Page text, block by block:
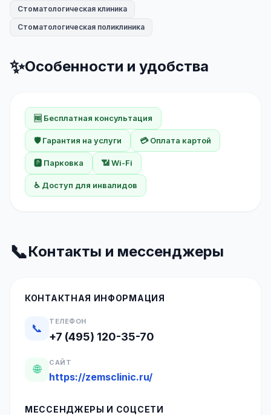
Стоматологическая клиника
Стоматологическая поликлиника
✨Особенности и удобства
🆓 Бесплатная консультация
🛡️ Гарантия на услуги 💳 Оплата картой
🅿️ Парковка 📶 Wi-Fi
♿ Доступ для инвалидов
📞Контакты и мессенджеры
КОНТАКТНАЯ ИНФОРМАЦИЯ
📞
ТЕЛЕФОН
+7 (495) 120-35-70
🌐
САЙТ
https://zemsclinic.ru/
МЕССЕНДЖЕРЫ И СОЦСЕТИ